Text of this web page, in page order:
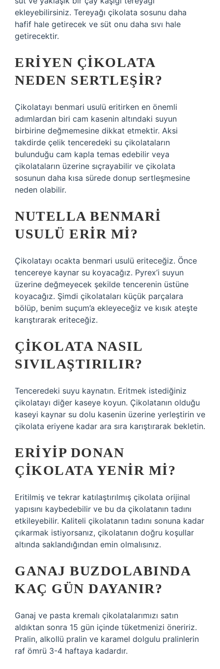
ekleyebilirsiniz. Tereyağı çikolata sosunu daha
hafif hale getirecek ve süt onu daha sıvı hale
getirecektir.
ERIYEN ÇIKOLATA
NEDEN SERTLEŞIR?
Çikolatayı benmari usulü eritirken en önemli
adımlardan biri cam kasenin altındaki suyun
birbirine değmemesine dikkat etmektir. Aksi
takdirde çelik tenceredeki su çikolataların
bulunduğu cam kapla temas edebilir veya
çikolataların üzerine sıçrayabilir ve çikolata
sosunun daha kısa sürede donup sertleşmesine
neden olabilir.
NUTELLA BENMARI
USULÜ ERIR MI?
Çikolatayı ocakta benmari usulü eriteceğiz. Önce
tencereye kaynar su koyacağız. Pyrex’i suyun
üzerine değmeyecek şekilde tencerenin üstüne
koyacağız. Şimdi çikolataları küçük parçalara
bölüp, benim suçum’a ekleyeceğiz ve kısık ateşte
karıştırarak eriteceğiz.
ÇIKOLATA NASIL
SIVILAŞTIRILIR?
Tenceredeki suyu kaynatın. Eritmek istediğiniz
çikolatayı diğer kaseye koyun. Çikolatanın olduğu
kaseyi kaynar su dolu kasenin üzerine yerleştirin ve
çikolata eriyene kadar ara sıra karıştırarak bekletin.
ERIYIP DONAN
ÇIKOLATA YENIR MI?
Eritilmiş ve tekrar katılaştırılmış çikolata orijinal
yapısını kaybedebilir ve bu da çikolatanın tadını
etkileyebilir. Kaliteli çikolatanın tadını sonuna kadar
çıkarmak istiyorsanız, çikolatanın doğru koşullar
altında saklandığından emin olmalısınız.
GANAJ BUZDOLABINDA
KAÇ GÜN DAYANIR?
Ganaj ve pasta kremalı çikolatalarımızı satın
aldıktan sonra 15 gün içinde tüketmenizi öneririz.
Pralin, alkollü pralin ve karamel dolgulu pralinlerin
raf ömrü 3-4 haftaya kadardır.